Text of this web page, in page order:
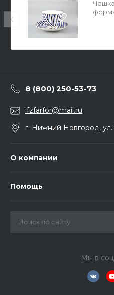
8 (800) 250-53-73
ifzfarfor@mail.ru
г. Нижний Новгород,
О компании
Помощь
Мы в